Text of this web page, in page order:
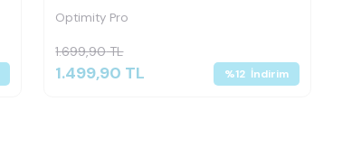
Optimity Pro
1.699,90TL
1.499,90 TL %12İndirim